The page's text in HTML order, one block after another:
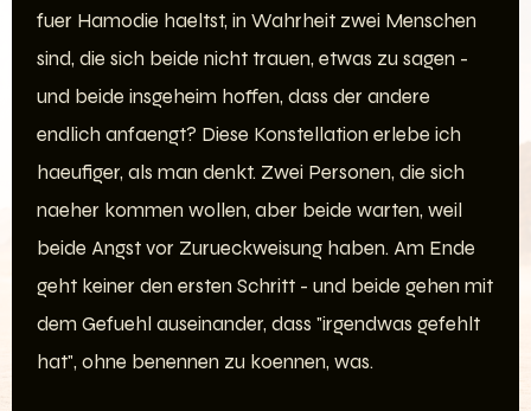
fuer Hamodie haeltst, in Wahrheit zwei Menschen
sind, die sich beide nicht trauen, etwas zu sagen -
und beide insgeheim hoffen, dass der andere
endlich anfaengt? Diese Konstellation erlebe ich
haeufiger, als man denkt. Zwei Personen, die sich
naeher kommen wollen, aber beide warten, weil
beide Angst vor Zurueckweisung haben. Am Ende
geht keiner den ersten Schritt - und beide gehen mit
dem Gefuehl auseinander, dass "irgendwas gefehlt
hat", ohne benennen zu koennen, was.